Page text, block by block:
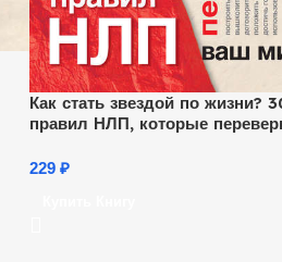
Как стать звездой по жизни?
правил НЛП, которые
229₽